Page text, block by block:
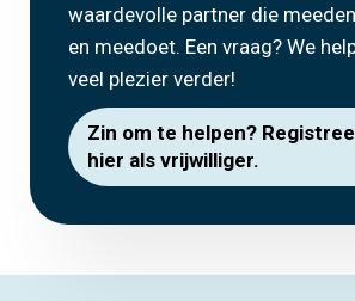
waardevolle partner die
en meedoet. Een vraag? We
veel plezier verder!
Zin om te helpen?
hier als vrijwilliger.